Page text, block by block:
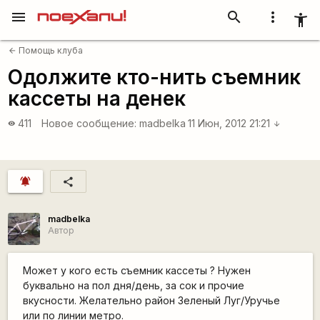
more_vert accessibility_new
search
menu
arrow_back Помощь клуба
Одолжите кто-нить съемник
кассеты на денек
visibility 411 Новое сообщение: madbelka 11 Июн, 2012 21:21 arrow_downward
notifications_active share
madbelka
Автор
Может у кого есть съемник кассеты ? Нужен
буквально на пол дня/день, за сок и прочие
вкусности. Желательно район Зеленый Луг/Уручье
или по линии метро.